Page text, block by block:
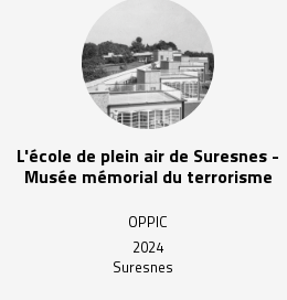
L'école de plein air de Suresnes -
Musée mémorial du terrorisme
OPPIC
2024
Suresnes